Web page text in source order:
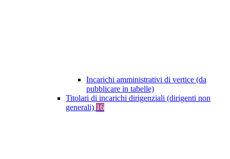
Incarichi amministrativi di vertice (da
pubblicare in tabelle)
Titolari di incarichi dirigenziali (dirigenti non
generali) 16